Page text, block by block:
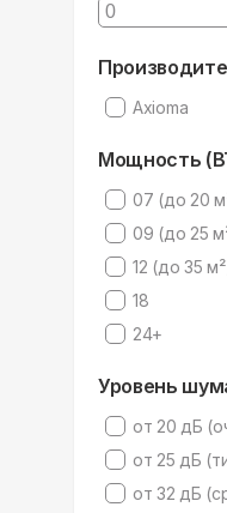
Axioma
Мощность
07 (до 20
09 (до 25
12 (до 35
18
24+
Уровень
от 20 дБ
от 25 дБ
от 32 дБ